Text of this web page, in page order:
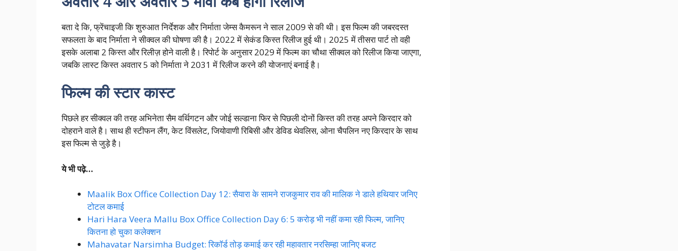
बता दे कि, फ्रेंचाइजी कि शुरुआत निर्देशक और निर्माता जेम्स कैमरून ने साल 2009 से की थी। इस फिल्म की जबरदस्त
सफलता के बाद निर्माता ने सीक्वल की घोषणा की है। 2022 में सेकंड किस्त रिलीज हुई थी। 2025 में तीसरा पार्ट तो वही
इसके अलाबा 2 किस्त और रिलीज़ होने वाली है। रिपोर्ट के अनुसार 2029 में फिल्म का चौथा सीक्वल को रिलीज किया जाएगा,
जबकि लास्ट किस्त अवतार 5 को निर्माता ने 2031 में रिलीज करने की योजनाएं बनाई है।
फिल्म की स्टार कास्ट
पिछले हर सीक्वल की तरह अभिनेता सैम वर्थिगटन और जोई सल्डाना फिर से पिछली दोनों किस्त की तरह अपने किरदार को
दोहराने वाले है। साथ ही स्टीफन लैंग, केट विंसलेट, जियोवाणी रिबिसी और डेविड थेवलिस, ओना चैपलिन नए किरदार के साथ
इस फिल्म से जुड़े है।
ये भी पढ़े…
Maalik Box Office Collection Day 12: सैयारा के सामने राजकुमार राव की मालिक ने डाले हथियार जनिए
टोटल कमाई
Hari Hara Veera Mallu Box Office Collection Day 6: 5 करोड़ भी नहीं कमा रही फिल्म, जानिए
कितना हो चुका कलेक्शन
Mahavatar Narsimha Budget: रिकॉर्ड तोड़ कमाई कर रही महावतार नरसिम्हा जानिए बजट